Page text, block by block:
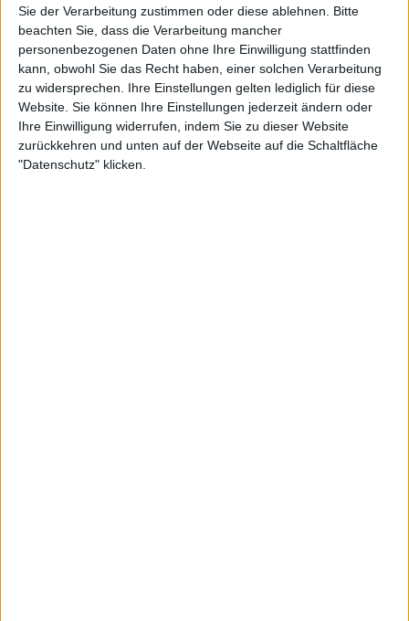
Sie der Verarbeitung zustimmen oder diese ablehnen.
Bitte
beachten Sie, dass die Verarbeitung mancher
personenbezogenen Daten ohne Ihre Einwilligung stattfinden
kann, obwohl Sie das Recht haben, einer solchen Verarbeitung
zu widersprechen. Ihre Einstellungen gelten lediglich für diese
Website. Sie können Ihre Einstellungen jederzeit ändern oder
Ihre Einwilligung widerrufen, indem Sie zu dieser Website
zurückkehren und unten auf der Webseite auf die Schaltfläche
"Datenschutz" klicken.